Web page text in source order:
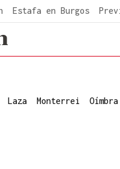
Estafa en Burgos
Laza Monterrei Oímbra